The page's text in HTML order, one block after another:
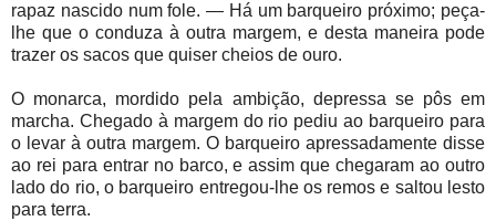
rapaz nascido num fole. — Há um barqueiro próximo; peça-
lhe que o conduza à outra margem, e desta maneira pode
trazer os sacos que quiser cheios de ouro.
O monarca, mordido pela ambição, depressa se pôs em
marcha. Chegado à margem do rio pediu ao barqueiro para
o levar à outra margem. O barqueiro apressadamente disse
ao rei para entrar no barco, e assim que chegaram ao outro
lado do rio, o barqueiro entregou-lhe os remos e saltou lesto
para terra.